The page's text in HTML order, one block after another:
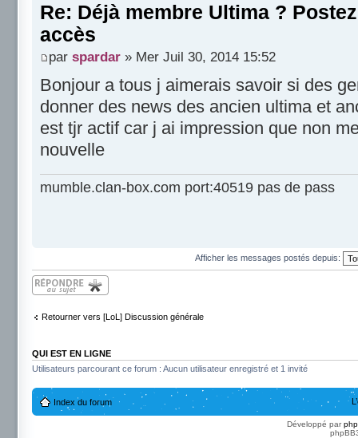
Re: Déjà membre Ultima ?
accès
par spardar » Mer Juil 30, 2014 15:52
Bonjour a tous j aimerais savoir si des
donner des news des ancien ultima et
est tjr actif car j ai impression que non
nouvelle
mumble.clan-box.com port:40519 pas de pass
Afficher les messages postés depuis:
Répondre
Retourner vers [LoL] Discussion générale
QUI EST EN LIGNE
Utilisateurs parcourant ce forum : Aucun utilisateur enregistré et 1 invité
Index du forum
Développé par